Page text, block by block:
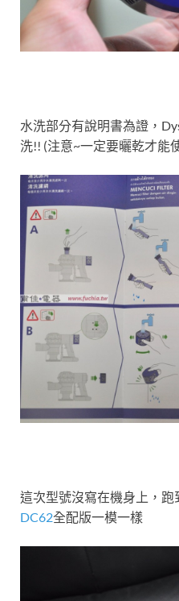
水洗部分有說明書為證，
洗!! (注意~一定要曬乾才能
這次型號沒寫在機身上，
DC62全配版一模一樣